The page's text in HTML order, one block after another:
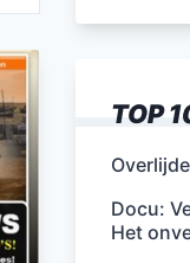
TOP
Docu:
Het